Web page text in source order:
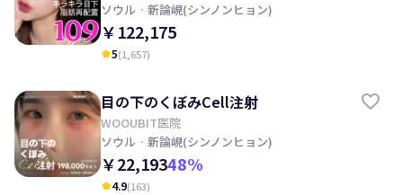
ソウル · 新論峴(シンノンヒョン)
￥122,175
kid_star5(1,657)
目の下のくぼみCell注射
WOOUBIT医院
ソウル · 新論峴(シンノンヒョン)
￥22,19348%
kid_star4.9(163)